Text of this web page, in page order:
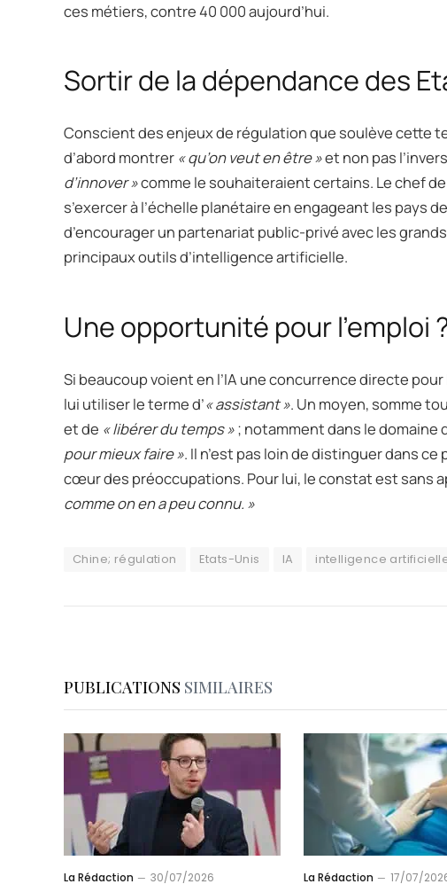
ces métiers, contre 40 000 aujourd’hui.
Sortir de la dépendance des
Conscient des enjeux de régulation que soulève cette
d’abord montrer « qu’on veut en être »et non pas
d’innover »comme le souhaiteraient certains. Le chef
s’exercer à l’échelle planétaire en engageant les pays
d’encourager un partenariat public-privé avec les
principaux outils d’intelligence artificielle.
Une opportunité pour l’emploi
Si beaucoup voient en l’IA une concurrence directe
lui utiliser le terme d’« assistant ». Un moyen, somme
et de « libérer du temps »; notamment dans le domaine
pour mieux faire ». Il n’est pas loin de distinguer dans
cœur des préoccupations. Pour lui, le constat est sans
comme on en a peu connu. »
Chine; régulation Etats-Unis IA intelligence
PUBLICATIONS SIMILAIRES
La Rédaction 30/07/2026 La Rédaction 17/07/